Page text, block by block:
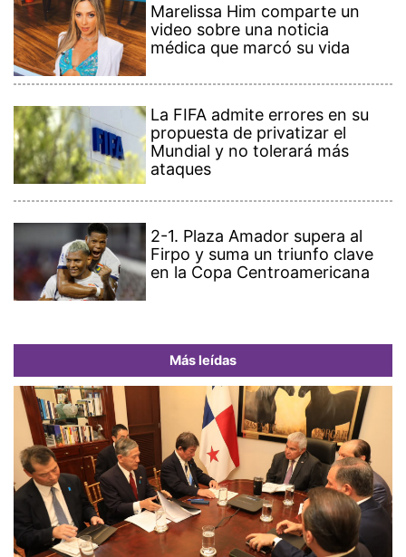
Marelissa Him comparte un
video sobre una noticia
médica que marcó su vida
La FIFA admite errores en su
propuesta de privatizar el
Mundial y no tolerará más
ataques
2-1. Plaza Amador supera al
Firpo y suma un triunfo clave
en la Copa Centroamericana
Más leídas